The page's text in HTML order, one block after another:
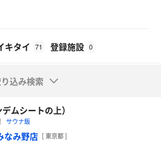
キタイ 71 登録施設 0
込み検索
ムシートの上）
サウナ飯
なみ野店 [ 東京都 ]